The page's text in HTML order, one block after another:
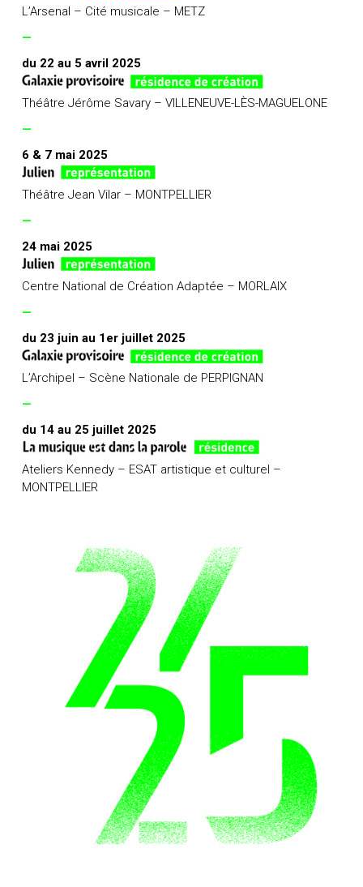
L’Arsenal – Cité musicale – METZ
—
du 22 au 5 avril 2025
Théâtre Jérôme Savary – VILLENEUVE-LÈS-MAGUELONE
—
6 & 7 mai 2025
Théâtre Jean Vilar – MONTPELLIER
—
24 mai 2025
Centre National de Création Adaptée – MORLAIX
—
du 23 juin au 1er juillet 2025
L’Archipel – Scène Nationale de PERPIGNAN
—
du 14 au 25 juillet 2025
Ateliers Kennedy – ESAT artistique et culturel –
MONTPELLIER